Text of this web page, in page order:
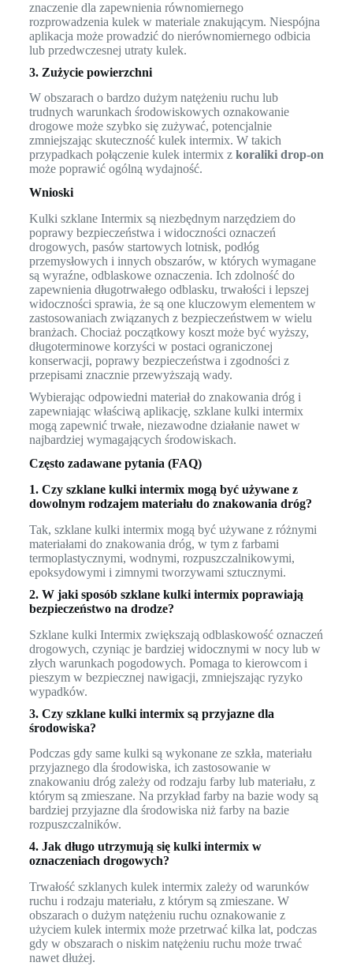
znaczenie dla zapewnienia równomiernego
rozprowadzenia kulek w materiale znakującym. Niespójna
aplikacja może prowadzić do nierównomiernego odbicia
lub przedwczesnej utraty kulek.
3. Zużycie powierzchni
W obszarach o bardzo dużym natężeniu ruchu lub
trudnych warunkach środowiskowych oznakowanie
drogowe może szybko się zużywać, potencjalnie
zmniejszając skuteczność kulek intermix. W takich
przypadkach połączenie kulek intermix z koraliki drop-on
może poprawić ogólną wydajność.
Wnioski
Kulki szklane Intermix są niezbędnym narzędziem do
poprawy bezpieczeństwa i widoczności oznaczeń
drogowych, pasów startowych lotnisk, podłóg
przemysłowych i innych obszarów, w których wymagane
są wyraźne, odblaskowe oznaczenia. Ich zdolność do
zapewnienia długotrwałego odblasku, trwałości i lepszej
widoczności sprawia, że są one kluczowym elementem w
zastosowaniach związanych z bezpieczeństwem w wielu
branżach. Chociaż początkowy koszt może być wyższy,
długoterminowe korzyści w postaci ograniczonej
konserwacji, poprawy bezpieczeństwa i zgodności z
przepisami znacznie przewyższają wady.
Wybierając odpowiedni materiał do znakowania dróg i
zapewniając właściwą aplikację, szklane kulki intermix
mogą zapewnić trwałe, niezawodne działanie nawet w
najbardziej wymagających środowiskach.
Często zadawane pytania (FAQ)
1. Czy szklane kulki intermix mogą być używane z
dowolnym rodzajem materiału do znakowania dróg?
Tak, szklane kulki intermix mogą być używane z różnymi
materiałami do znakowania dróg, w tym z farbami
termoplastycznymi, wodnymi, rozpuszczalnikowymi,
epoksydowymi i zimnymi tworzywami sztucznymi.
2. W jaki sposób szklane kulki intermix poprawiają
bezpieczeństwo na drodze?
Szklane kulki Intermix zwiększają odblaskowość oznaczeń
drogowych, czyniąc je bardziej widocznymi w nocy lub w
złych warunkach pogodowych. Pomaga to kierowcom i
pieszym w bezpiecznej nawigacji, zmniejszając ryzyko
wypadków.
3. Czy szklane kulki intermix są przyjazne dla
środowiska?
Podczas gdy same kulki są wykonane ze szkła, materiału
przyjaznego dla środowiska, ich zastosowanie w
znakowaniu dróg zależy od rodzaju farby lub materiału, z
którym są zmieszane. Na przykład farby na bazie wody są
bardziej przyjazne dla środowiska niż farby na bazie
rozpuszczalników.
4. Jak długo utrzymują się kulki intermix w
oznaczeniach drogowych?
Trwałość szklanych kulek intermix zależy od warunków
ruchu i rodzaju materiału, z którym są zmieszane. W
obszarach o dużym natężeniu ruchu oznakowanie z
użyciem kulek intermix może przetrwać kilka lat, podczas
gdy w obszarach o niskim natężeniu ruchu może trwać
nawet dłużej.